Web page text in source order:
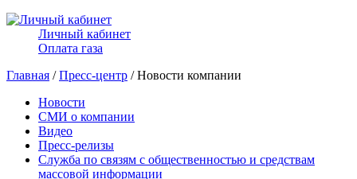
Личный кабинет
Оплата газа
Главная /Пресс-центр / Новости компании
Новости
СМИ о компании
Видео
Пресс-релизы
Служба по связям с общественностью и средствам
массовой информации